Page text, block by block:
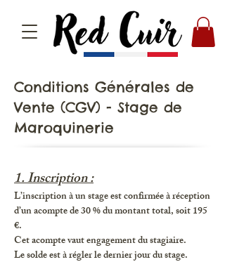
Conditions Générales de
Vente (CGV) - Stage de
Maroquinerie
1. Inscription :
L’inscription à un stage est confirmée à réception
d’un acompte de 30 % du montant total, soit 195
€.
Cet acompte vaut engagement du stagiaire.
Le solde est à régler le dernier jour du stage.